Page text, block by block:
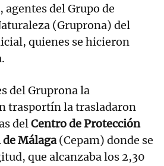
agentes del Grupo de
(Gruprona) del
quienes se hicieron
del Gruprona la
trasportín la trasladaron
delCentro de Protección
Málaga(Cepam) donde se
que alcanzaba los 2,30